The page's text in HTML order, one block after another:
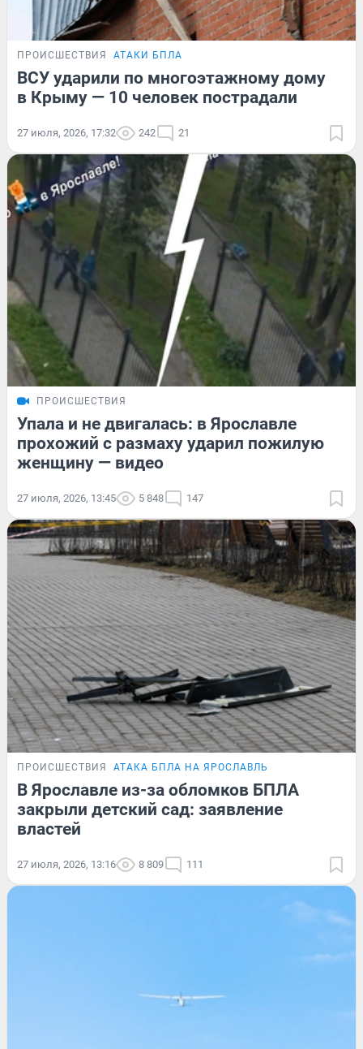
ПРОИСШЕСТВИЯ АТАКИ БПЛА
ВСУ ударили по многоэтажному дому
в Крыму — 10 человек пострадали
27 июля, 2026, 17:32 242 21
ПРОИСШЕСТВИЯ
Упала и не двигалась: в Ярославле
прохожий с размаху ударил пожилую
женщину — видео
27 июля, 2026, 13:45 5 848 147
ПРОИСШЕСТВИЯ АТАКА БПЛА НА ЯРОСЛАВЛЬ
В Ярославле из-за обломков БПЛА
закрыли детский сад: заявление
властей
27 июля, 2026, 13:16 8 809 111